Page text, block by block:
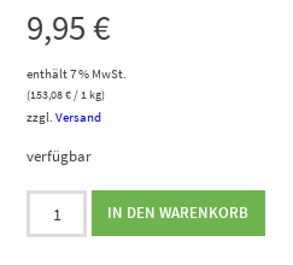
9,95€
enthält 7 % MwSt.
(153,08€/ 1 kg)
zzgl.Versand
verfügbar
Amatllons
Almendra
IN DEN WARENKORB